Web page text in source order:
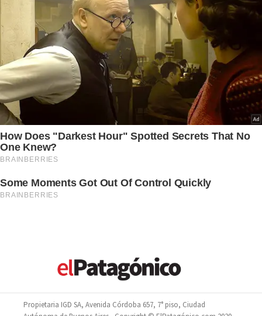
Propietaria IGD SA, Avenida Córdoba 657, 7° piso, Ciudad